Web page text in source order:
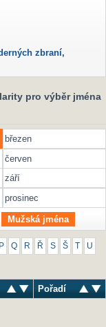
zbraní,
pro výběr jména
březen
červen
září
prosinec
Mužská jména
P Q R Ř S Š U
Pořadí